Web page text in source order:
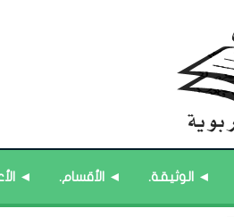
◄ الوثيقة. ◄ الأقسام. ◄